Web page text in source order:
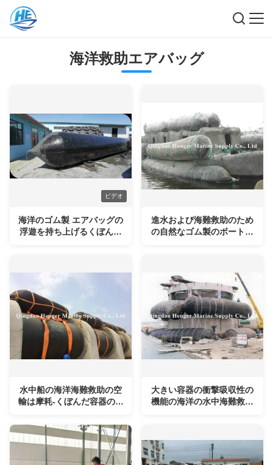
海洋救助エアバッグ
ビデオ
海洋のゴム製 エアバッグの
浮遊を持ち上げるくぼんだ
進水および海難救助のため
の自然なゴム製のボートの
水中船の海洋海難救助の空
輸は摩耗-くぼんだ容器のた
大きい容器の衝撃吸収性の
機能の海洋の水中海難救助